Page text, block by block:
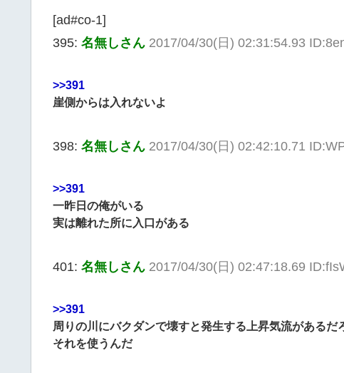
[ad#co-1]
395: 名無しさん 2017/04/30(日) 02:31:54.93
>>391
崖側からは入れないよ
398: 名無しさん 2017/04/30(日) 02:42:10.71
>>391
一昨日の俺がいる
実は離れた所に入口がある
401: 名無しさん 2017/04/30(日) 02:47:18.69
>>391
周りの川にバクダンで壊すと発生する上昇気流があるだ
それを使うんだ